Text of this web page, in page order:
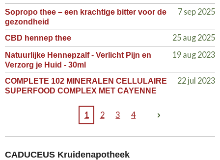
Sopropo thee – een krachtige bitter voor de
gezondheid
7 sep 2025
CBD hennep thee 25 aug 2025
Natuurlijke Hennepzalf - Verlicht Pijn en
Verzorg je Huid - 30ml
19 aug 2023
COMPLETE 102 MINERALEN CELLULAIRE
SUPERFOOD COMPLEX MET CAYENNE
22 jul 2023
1 2 3 4
CADUCEUS Kruidenapotheek